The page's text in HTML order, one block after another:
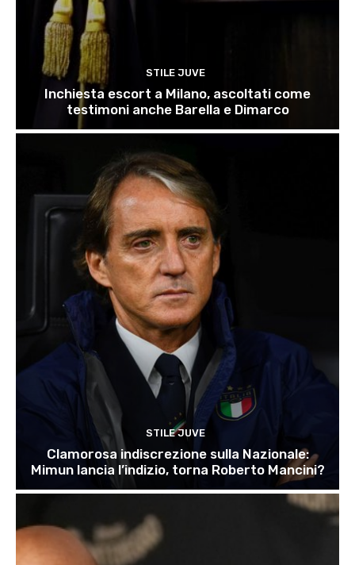
STILE JUVE
Inchiesta escort a Milano, ascoltati come
testimoni anche Barella e Dimarco
STILE JUVE
Clamorosa indiscrezione sulla Nazionale:
Mimun lancia l’indizio, torna Roberto Mancini?